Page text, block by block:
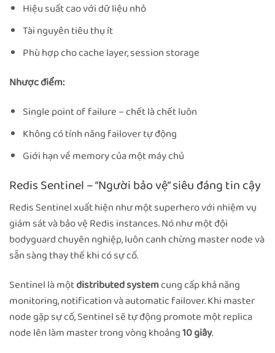
Hiệu suất cao với dữ liệu nhỏ
Tài nguyên tiêu thụ ít
Phù hợp cho cache layer, session storage
Nhược điểm:
Single point of failure – chết là chết luôn
Không có tính năng failover tự động
Giới hạn về memory của một máy chủ
Redis Sentinel – “Người bảo vệ” siêu đáng tin cậy
Redis Sentinel xuất hiện như một superhero với nhiệm vụ
giám sát và bảo vệ Redis instances. Nó như một đội
bodyguard chuyên nghiệp, luôn canh chừng master node và
sẵn sàng thay thế khi có sự cố.
Sentinel là mộtdistributed systemcung cấp khả năng
monitoring, notification và automatic failover. Khi master
node gặp sự cố, Sentinel sẽ tự động promote một replica
node lên làm master trong vòng khoảng10 giây.